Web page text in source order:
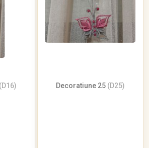
(D16) Decoratiune 25 (D25)